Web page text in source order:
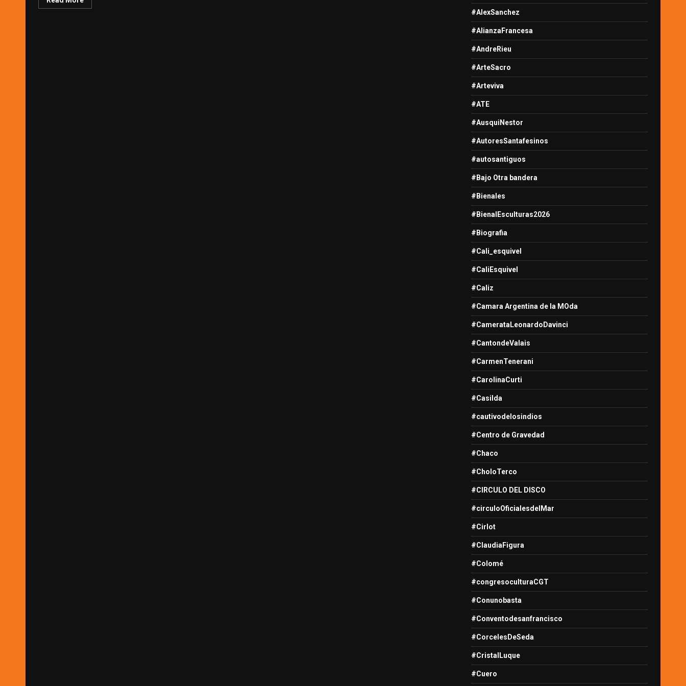
#AlexSanchez
#AlianzaFrancesa
#AndreRieu
#ArteSacro
#Arteviva
#ATE
#AusquiNestor
#AutoresSantafesinos
#autosantiguos
#Bajo Otra bandera
#Bienales
#BienalEsculturas2026
#Biografia
#Cali_esquivel
#CaliEsquivel
#Caliz
#Camara Argentina de la MOda
#CamerataLeonardoDavinci
#CantondeValais
#CarmenTenerani
#CarolinaCurti
#Casilda
#cautivodelosindios
#Centro de Gravedad
#Chaco
#CholoTerco
#CIRCULO DEL DISCO
#circuloOficialesdelMar
#Cirlot
#ClaudiaFigura
#Colomé
#congresoculturaCGT
#Conunobasta
#Conventodesanfrancisco
#CorcelesDeSeda
#CristalLuque
#Cuero